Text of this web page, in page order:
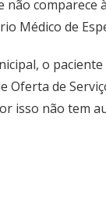
comparece
Médico de
o
Oferta de
isso não tem